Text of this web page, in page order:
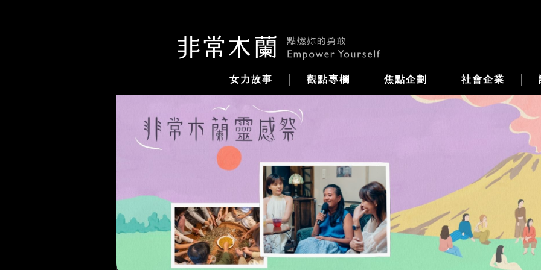
女力故事 觀點專欄 焦點企劃 社會企業
木蘭選片